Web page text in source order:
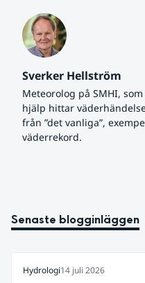
Sverker Hellström
Meteorolog på SMHI,
hjälp hittar
från ”det vanliga”,
väderrekord.
Senaste blogginläggen
Hydrologi14 juli 2026